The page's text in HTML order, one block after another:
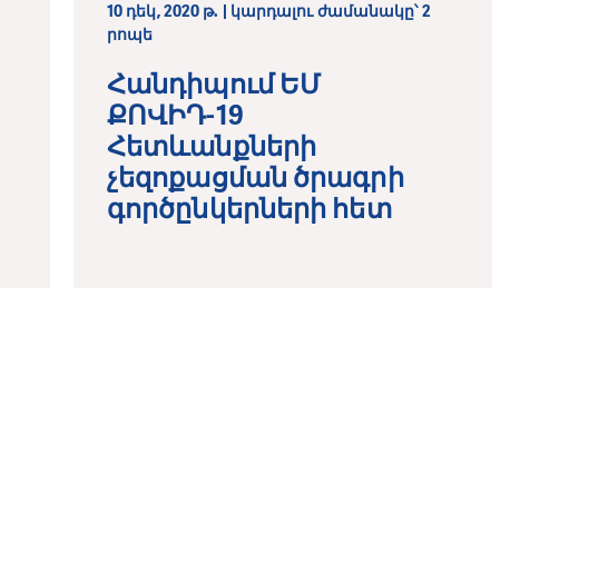
10 դեկ, 2020 թ. | կարդալու ժամանակը՝ 2
րոպե
Հանդիպում ԵՄ
ՔՈՎԻԴ-19
Հետևանքների
չեզոքացման ծրագրի
գործընկերների հետ